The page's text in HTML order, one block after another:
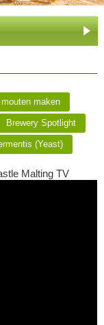
maken
Brewery Spotlight
(Yeast)
Malting TV